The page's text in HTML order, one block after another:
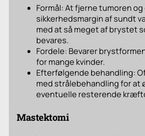
Formål: At fjerne tumoren og
sikkerhedsmargin af sundt
med at så meget af brystet
bevares.
Fordele: Bevarer
for mange kvinder.
Efterfølgende behandling:
med strålebehandling for at
eventuelle resterende
Mastektomi